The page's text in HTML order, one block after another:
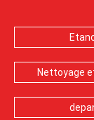
Nettoyage